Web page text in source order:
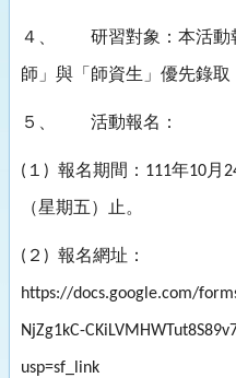
４、
研習對象：本活
師」與「師資生」優先錄取
５、 活動報名：
( １ ) 報名期間： 111年10月
（星期五）止。
( ２ ) 報名網址：
https://docs.google.com/
NjZg1kC-
usp=sf_link